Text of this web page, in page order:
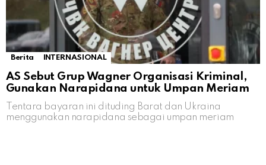
Berita INTERNASIONAL
AS Sebut Grup Wagner Organisasi Kriminal,
Gunakan Narapidana untuk Umpan Meriam
Tentara bayaran ini dituding Barat dan Ukraina
menggunakan narapidana sebagai umpan meriam